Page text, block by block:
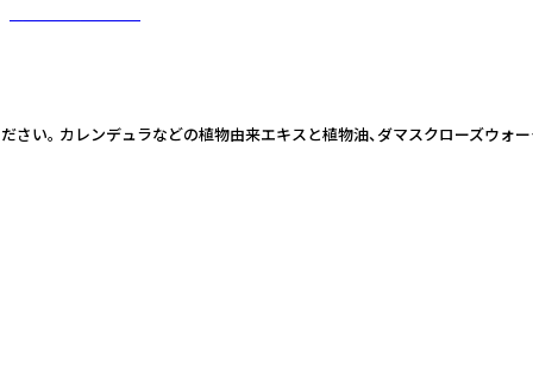
ンデュラなどの植物由来エキスと植物油、ダマスクローズウォ